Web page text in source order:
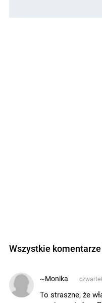
Wszystkie
~Monika
To straszne, że